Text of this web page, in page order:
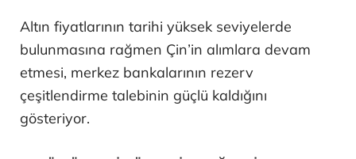
Altın fiyatlarının tarihi yüksek seviyelerde
bulunmasına rağmen Çin’in alımlara devam
etmesi, merkez bankalarının rezerv
çeşitlendirme talebinin güçlü kaldığını
gösteriyor.